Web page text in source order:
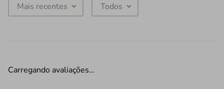
Mais recentes Todos
Carregando avaliações…